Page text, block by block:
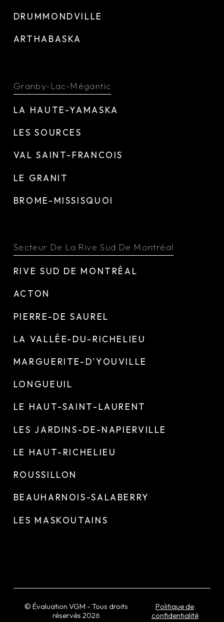
DRUMMONDVILLE
ARTHABASKA
Granby-Lac-Mégantic
LA HAUTE-YAMASKA
LES SOURCES
VAL SAINT-FRANCOIS
LE GRANIT
BROME-MISSISQUOI
Secteur De La Rive Sud De Montréal
RIVE SUD DE MONTRÉAL
ACTON
PIERRE-DE SAUREL
LA VALLÉE-DU-RICHELIEU
MARGUERITE-D'YOUVILLE
LONGUEUIL
LE HAUT-SAINT-LAURENT
LES JARDINS-DE-NAPIERVILLE
LE HAUT-RICHELIEU
ROUSSILLON
BEAUHARNOIS-SALABERRY
LES MASKOUTAINS
© Évaluation VGM - Tous droits
réservés 2026
Politique de
confidentialité